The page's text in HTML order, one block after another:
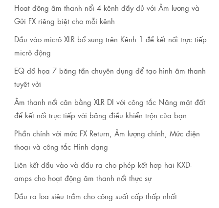
Hoạt động âm thanh nổi 4 kênh đầy đủ với Âm lượng và
Gửi FX riêng biệt cho mỗi kênh
Đầu vào micrô XLR bổ sung trên Kênh 1 để kết nối trực tiếp
micrô động
EQ đồ họa 7 băng tần chuyên dụng để tạo hình âm thanh
tuyệt vời
Âm thanh nổi cân bằng XLR DI với công tắc Nâng mặt đất
để kết nối trực tiếp với bảng điều khiển trộn của bạn
Phần chính với mức FX Return, Âm lượng chính, Mức điện
thoại và công tắc Hình dạng
Liên kết đầu vào và đầu ra cho phép kết hợp hai KXD-
amps cho hoạt động âm thanh nổi thực sự
Đầu ra loa siêu trầm cho công suất cấp thấp nhất